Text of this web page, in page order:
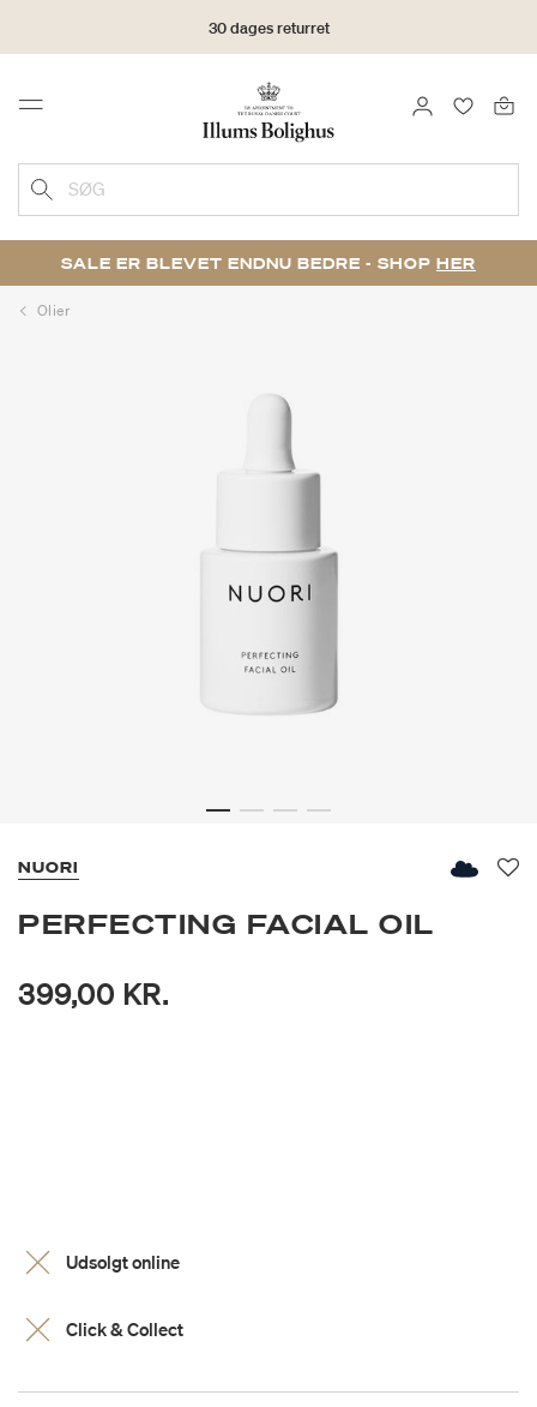
30 dages returret
Menu LOG IND
SØG
SALE ER BLEVET ENDNU BEDRE - SHOP HER
Olier
NUORI
PERFECTING FACIAL OIL
399,00 KR.
Udsolgt online
Click & Collect